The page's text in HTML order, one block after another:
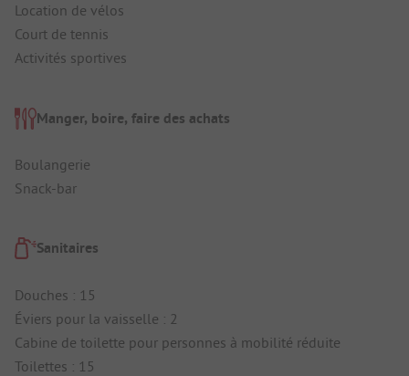
Location de vélos
Court de tennis
Activités sportives
Manger, boire, faire des achats
Boulangerie
Snack-bar
Sanitaires
Douches : 15
Éviers pour la vaisselle : 2
Cabine de toilette pour personnes à mobilité réduite
Toilettes : 15